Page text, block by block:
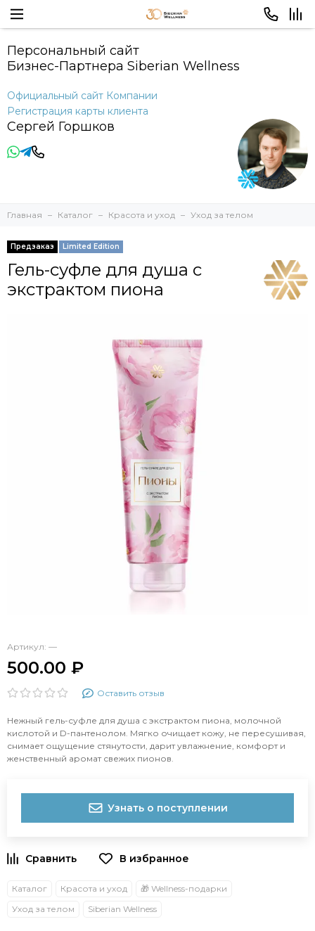
Персональный сайт
Бизнес-Партнера Siberian Wellness
Официальный сайт Компании
Регистрация карты клиента
Сергей Горшков
Главная Каталог Красота и уход Уход за телом
Предзаказ Limited Edition
Гель-суфле для душа с
экстрактом пиона
Артикул: —
500.00 ₽
Оставить отзыв
Нежный гель-суфле для душа с экстрактом пиона, молочной
кислотой и D-пантенолом. Мягко очищает кожу, не пересушивая,
снимает ощущение стянутости, дарит увлажнение, комфорт и
женственный аромат свежих пионов.
Узнать о поступлении
Каталог Красота и уход
🎁 Wellness-подарки
Уход за телом
Siberian Wellness